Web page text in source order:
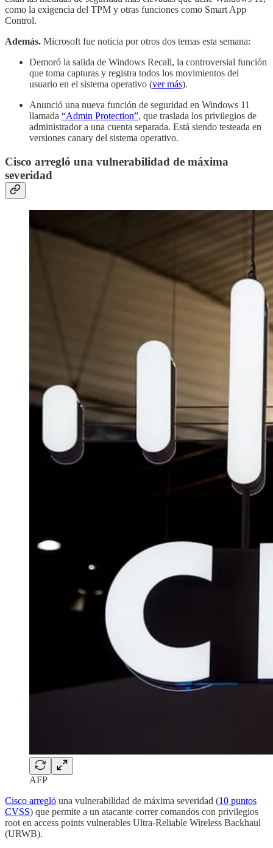
como la exigencia del TPM y otras funciones como Smart App
Control.
Además. Microsoft fue noticia por otros dos temas esta semana:
Demoró la salida de Windows Recall, la controversial función
que toma capturas y registra todos los movimientos del
usuario en el sistema operativo (ver más).
Anunció una nueva función de seguridad en Windows 11
llamada “Admin Protection”, que traslada los privilegios de
administrador a una cuenta separada. Está siendo testeada en
versiones canary del sistema operativo.
Cisco arregló una vulnerabilidad de máxima
severidad
AFP
Cisco arregló una vulnerabilidad de máxima severidad (10 puntos
CVSS) que permite a un atacante correr comandos con privilegios
root en access points vulnerables Ultra-Reliable Wireless Backhaul
(URWB).